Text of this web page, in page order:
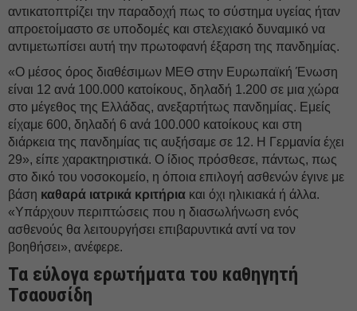
αντικατοπτρίζει την παραδοχή πως το σύστημα υγείας ήταν
απροετοίμαστο σε υποδομές και στελεχιακό δυναμικό να
αντιμετωπίσει αυτή την πρωτοφανή έξαρση της πανδημίας.
«Ο μέσος όρος διαθέσιμων ΜΕΘ στην Ευρωπαϊκή Ένωση
είναι 12 ανά 100.000 κατοίκους, δηλαδή 1.200 σε μια χώρα
στο μέγεθος της Ελλάδας, ανεξαρτήτως πανδημίας. Εμείς
είχαμε 600, δηλαδή 6 ανά 100.000 κατοίκους και στη
διάρκεια της πανδημίας τις αυξήσαμε σε 12. Η Γερμανία έχει
29», είπε χαρακτηριστικά. Ο ίδιος πρόσθεσε, πάντως, πως
στο δικό του νοσοκομείο, η όποια επιλογή ασθενών έγινε με
βάση καθαρά ιατρικά κριτήρια και όχι ηλικιακά ή άλλα.
«Υπάρχουν περιπτώσεις που η διασωλήνωση ενός
ασθενούς θα λειτουργήσει επιβαρυντικά αντί να τον
βοηθήσει», ανέφερε.
Τα εύλογα ερωτήματα του καθηγητή
Τσαουσίδη